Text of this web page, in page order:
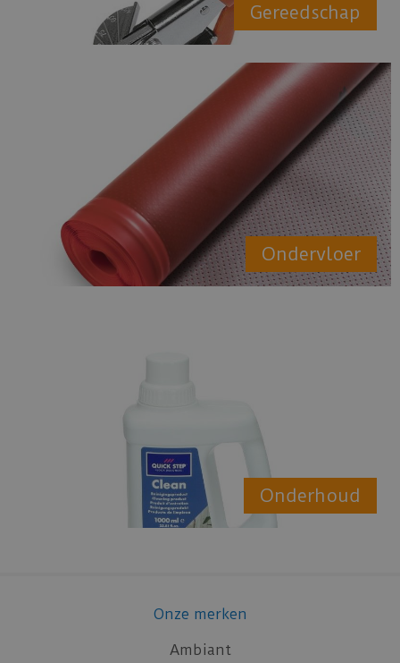
Gereedschap
Ondervloer
Onderhoud
Onze merken
Ambiant